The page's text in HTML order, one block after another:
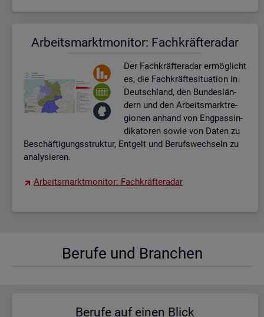
Ar­beits­markt­mo­ni­tor: Fach­kräf­te­ra­dar
Der Fach­kräf­te­ra­dar er­mög­licht
es, die Fach­kräf­te­si­tua­ti­on in
Deutsch­land, den Bun­des­län­
dern und den Ar­beits­markt­re­
gio­nen an­hand von Eng­pas­sin­
di­ka­to­ren sowie von Daten zu
Be­schäf­ti­gungs­struk­tur, Ent­gelt und Be­rufs­wech­seln zu
ana­ly­sie­ren.
Ar­beits­markt­mo­ni­tor: Fach­kräf­te­ra­dar
Be­ru­fe und Bran­chen
Be­ru­fe auf einen Blick